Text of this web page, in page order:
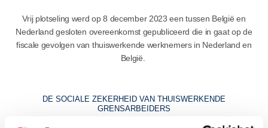
Vrij plotseling werd op 8 december 2023 een tussen België en
Nederland gesloten overeenkomst gepubliceerd die in gaat op de
fiscale gevolgen van thuiswerkende werknemers in Nederland en
België.
DE SOCIALE ZEKERHEID VAN THUISWERKENDE
GRENSARBEIDERS